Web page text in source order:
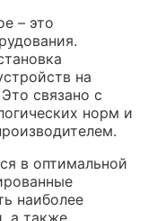
– это
на
связано с
норм и
в оптимальной
наиболее
а также